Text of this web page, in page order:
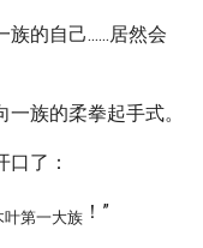
的自己......居然会
族的柔拳起手式。
了：
叶第一大族 ！”